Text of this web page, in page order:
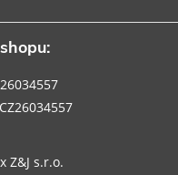
Z&J s.r.o.